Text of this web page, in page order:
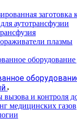
заготовка
аутотрансфузии
плазмы
и контроля
медицинских газов